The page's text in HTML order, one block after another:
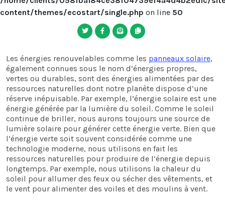
content/themes/ecostart/single.php on line 50
Les énergies renouvelables comme les panneaux solaire,
également connues sous le nom d’énergies propres,
vertes ou durables, sont des énergies alimentées par des
ressources naturelles dont notre planète dispose d’une
réserve inépuisable. Par exemple, l’énergie solaire est une
énergie générée par la lumière du soleil. Comme le soleil
continue de briller, nous aurons toujours une source de
lumière solaire pour générer cette énergie verte. Bien que
l’énergie verte soit souvent considérée comme une
technologie moderne, nous utilisons en fait les
ressources naturelles pour produire de l’énergie depuis
longtemps. Par exemple, nous utilisons la chaleur du
soleil pour allumer des feux ou sécher des vêtements, et
le vent pour alimenter des voiles et des moulins à vent.